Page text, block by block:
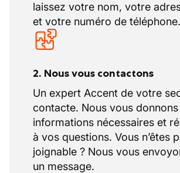
laissez votre nom, votre
et votre numéro de téléphone.
2. Nous vous contactons
Un expert Accent de votre
contacte. Nous vous
informations nécessaires et
à vos questions. Vous n’êtes
joignable ? Nous vous
un message.